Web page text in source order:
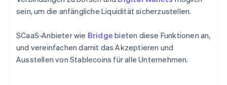
sein, um die anfängliche Liquidität sicherzustellen.
SCaaS-Anbieter wie Bridge bieten diese Funktionen an,
und vereinfachen damit das Akzeptieren und
Ausstellen von Stablecoins für alle Unternehmen.